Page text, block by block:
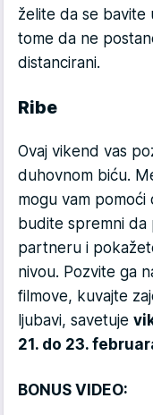
želite da se bavite
tome da ne
distancirani.
Ribe
Ovaj vikend vas
duhovnom biću.
mogu vam
budite spremni da
partneru i
nivou. Pozvite ga
filmove, kuvajte
ljubavi, savetuje
21. do 23.
BONUS VIDEO: